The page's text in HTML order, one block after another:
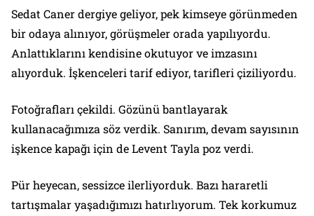
Sedat Caner dergiye geliyor, pek kimseye görünmeden
bir odaya alınıyor, görüşmeler orada yapılıyordu.
Anlattıklarını kendisine okutuyor ve imzasını
alıyorduk. İşkenceleri tarif ediyor, tarifleri çiziliyordu.
Fotoğrafları çekildi. Gözünü bantlayarak
kullanacağımıza söz verdik. Sanırım, devam sayısının
işkence kapağı için de Levent Tayla poz verdi.
Pür heyecan, sessizce ilerliyorduk. Bazı hararetli
tartışmalar yaşadığımızı hatırlıyorum. Tek korkumuz